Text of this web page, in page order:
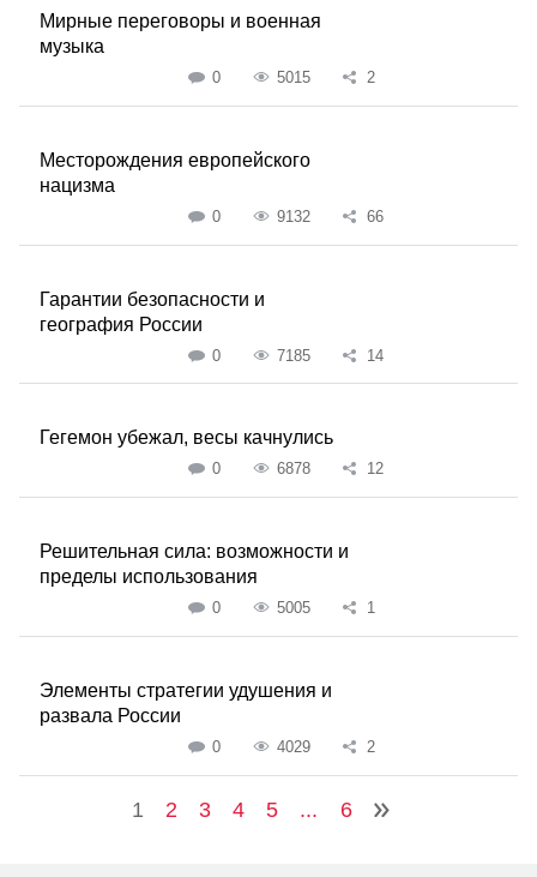
Мирные переговоры и военная
музыка
0 5015 2
Месторождения европейского
нацизма
0 9132 66
Гарантии безопасности и
география России
0 7185 14
Гегемон убежал, весы качнулись
0 6878 12
Решительная сила: возможности и
пределы использования
0 5005 1
Элементы стратегии удушения и
развала России
0 4029 2
1 2 3 4 5 ... 6